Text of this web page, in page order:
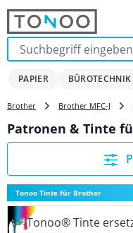
Zum Hauptinhalt
PAPIER BÜROTECHNIK
Brother Brother MFC-J
Patronen & Tinte
Tonoo Tinte für Brother